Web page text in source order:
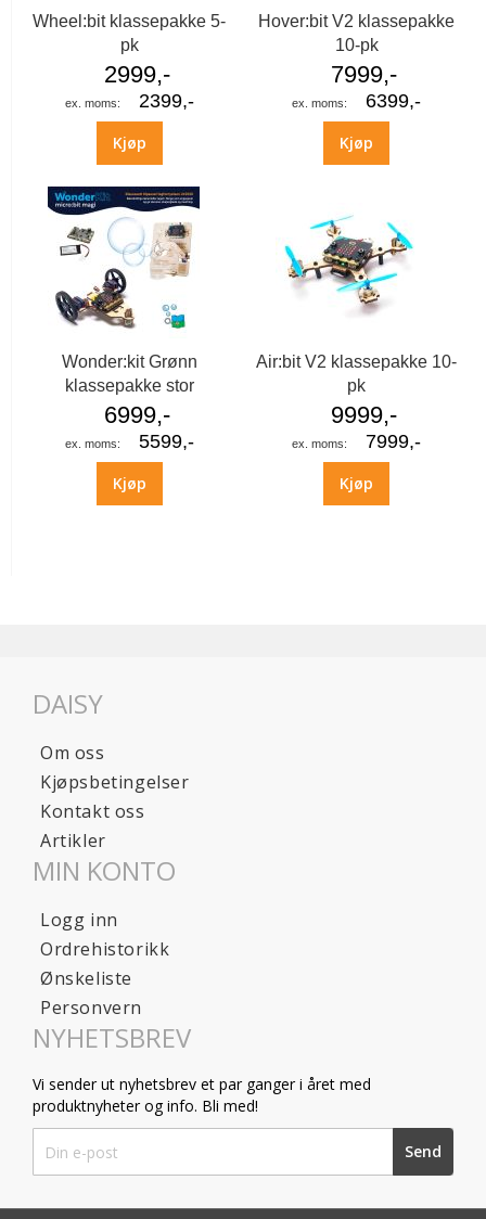
Wheel:bit klassepakke 5-
pk
2999,-
2399,-
Kjøp
Hover:bit V2 klassepakke
10-pk
7999,-
6399,-
Kjøp
Wonder:kit Grønn
klassepakke stor
6999,-
5599,-
Kjøp
Air:bit V2 klassepakke 10-
pk
9999,-
7999,-
Kjøp
DAISY
Om oss
Kjøpsbetingelser
Kontakt oss
Artikler
MIN KONTO
Logg inn
Ordrehistorikk
Ønskeliste
Personvern
NYHETSBREV
Vi sender ut nyhetsbrev et par ganger i året med
produktnyheter og info. Bli med!
Up
for
Send